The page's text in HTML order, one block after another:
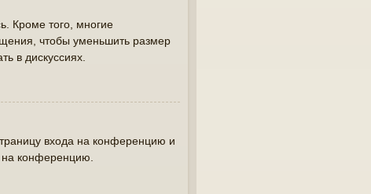
Кроме того, многие
чтобы уменьшить размер
в дискуссиях.
входа на конференцию и
на конференцию.